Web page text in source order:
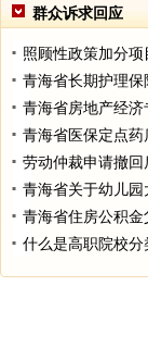
群众诉求回应
照顾性政策加分
青海省长期护理
青海省医保定点
劳动仲裁申请撤
青海省关于幼儿
青海省住房公积
什么是高职院校分